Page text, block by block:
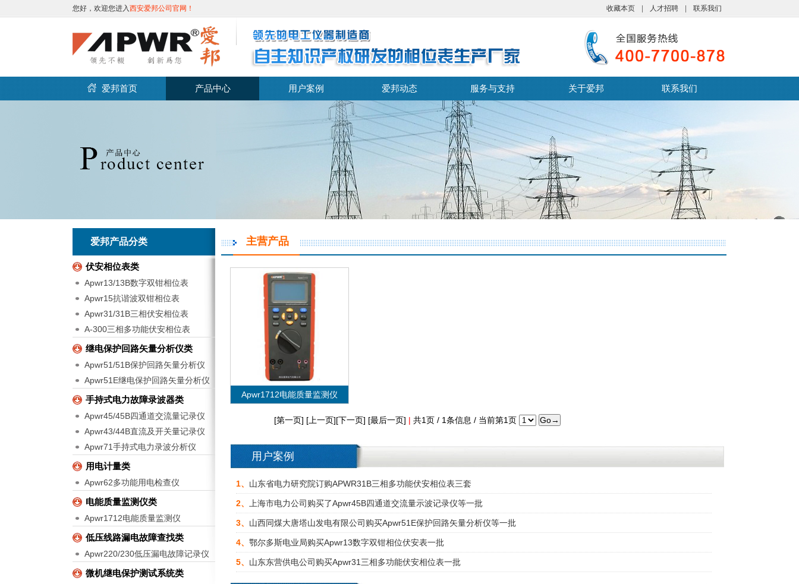
您好，欢迎您进入西安爱邦公司官网！ 收藏本页 人才招聘 联系我们
爱邦首页 产品中心 用户案例 爱邦动态 服务与支持 关于爱邦 联系我们
爱邦产品分类
伏安相位表类
Apwr13/13B数字双钳相位表
Apwr15抗谐波双钳相位表
Apwr31/31B三相伏安相位表
A-300三相多功能伏安相位表
继电保护回路矢量分析仪类
Apwr51/51B保护回路矢量分析仪
Apwr51E继电保护回路矢量分析仪
手持式电力故障录波器类
Apwr45/45B四通道交流量记录仪
Apwr43/44B直流及开关量记录仪
Apwr71手持式电力录波分析仪
用电计量类
Apwr62多功能用电检查仪
电能质量监测仪类
Apwr1712电能质量监测仪
低压线路漏电故障查找类
Apwr220/230低压漏电故障记录仪
微机继电保护测试系统类
主营产品
Apwr1712电能质量监测仪
VIEW MORE
Apwr1712电能质量监测仪
[第一页] [上一页][下一页] [最后一页] | 共1页 / 1条信息 / 当前第1页
用户案例
1、 山东省电力研究院订购APWR31B三相多功能伏安相位表三套
2、 上海市电力公司购买了Apwr45B四通道交流量示波记录仪等一批
3、 山西同煤大唐塔山发电有限公司购买Apwr51E保护回路矢量分析仪等一批
4、 鄂尔多斯电业局购买Apwr13数字双钳相位伏安表一批
5、 山东东营供电公司购买Apwr31三相多功能伏安相位表一批